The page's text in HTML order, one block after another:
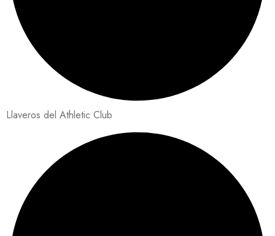
Llaveros del Athletic Club